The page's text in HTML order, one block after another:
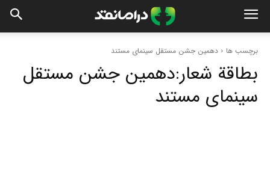
برچسب ها دهمین جشن مستقل سینمای مستند
بطاقة شعار:دهمین جشن مستقل
سینمای مستند